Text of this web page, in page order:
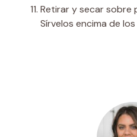
Retirar y secar sobre
Sírvelos encima de